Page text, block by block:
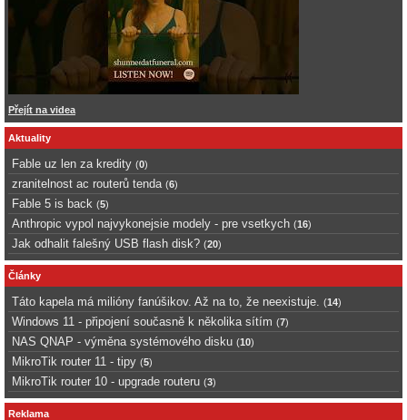
Přejít na videa
Aktuality
Fable uz len za kredity (0)
zranitelnost ac routerů tenda (6)
Fable 5 is back (5)
Anthropic vypol najvykonejsie modely - pre vsetkych (16)
Jak odhalit falešný USB flash disk? (20)
Články
Táto kapela má milióny fanúšikov. Až na to, že neexistuje. (14)
Windows 11 - připojení současně k několika sítím (7)
NAS QNAP - výměna systémového disku (10)
MikroTik router 11 - tipy (5)
MikroTik router 10 - upgrade routeru (3)
Reklama